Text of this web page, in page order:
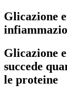
Glicazione
Glicazione
succede
le proteine